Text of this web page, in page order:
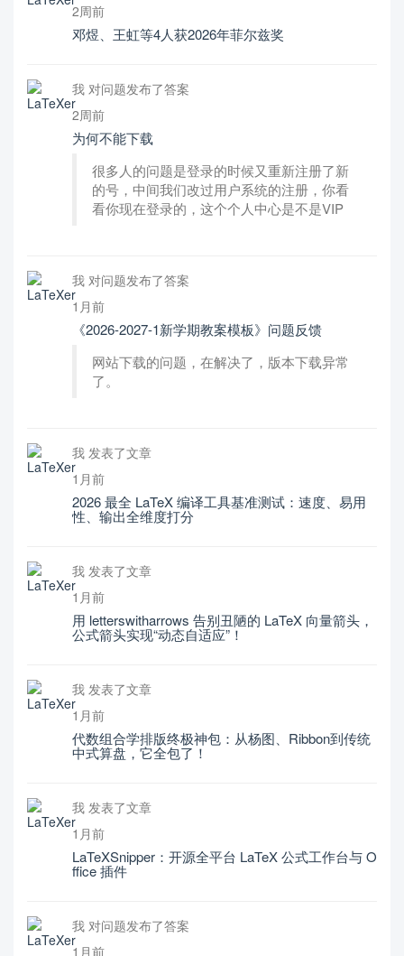
2周前
邓煜、王虹等4人获2026年菲尔兹奖
我 对问题发布了答案
2周前
为何不能下载
很多人的问题是登录的时候又重新注册了新
的号，中间我们改过用户系统的注册，你看
看你现在登录的，这个个人中心是不是VIP
我 对问题发布了答案
1月前
《2026-2027-1新学期教案模板》问题反馈
网站下载的问题，在解决了，版本下载异常
了。
我 发表了文章
1月前
2026 最全 LaTeX 编译工具基准测试：速度、易用
性、输出全维度打分
我 发表了文章
1月前
用 letterswitharrows 告别丑陋的 LaTeX 向量箭头，
公式箭头实现“动态自适应”！
我 发表了文章
1月前
代数组合学排版终极神包：从杨图、Ribbon到传统
中式算盘，它全包了！
我 发表了文章
1月前
LaTeXSnipper：开源全平台 LaTeX 公式工作台与 O
ffice 插件
我 对问题发布了答案
1月前